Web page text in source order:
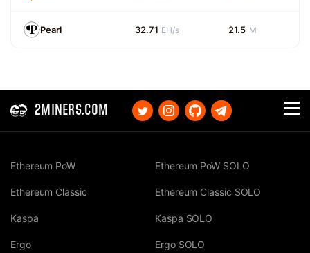
Pearl 32.71 EH/s 21.5 M
2MINERS.COM
Ethereum PoW
Ethereum Classic
Kaspa
Ergo
Ethereum PoW SOLO
Ethereum Classic SOLO
Kaspa SOLO
Ergo SOLO